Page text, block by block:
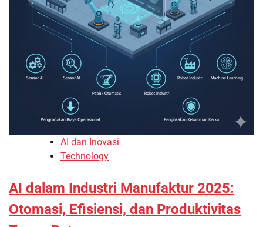
AI dan Inovasi
Technology
AI dalam Industri Manufaktur 2025:
Otomasi, Efisiensi, dan Produktivitas